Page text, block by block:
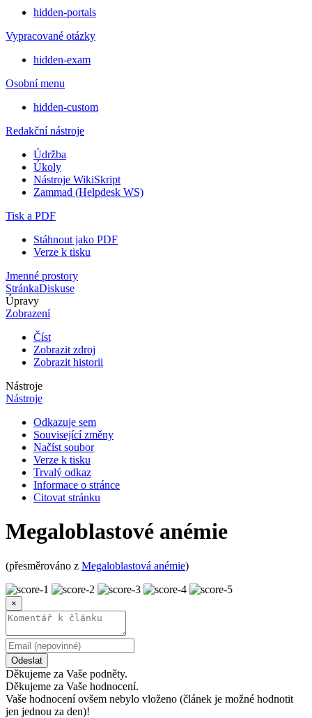
hidden-portals
Vypracované otázky
hidden-exam
Osobní menu
hidden-custom
Redakční nástroje
Údržba
Úkoly
Nástroje WikiSkript
Zammad (Helpdesk WS)
Tisk a PDF
Stáhnout jako PDF
Verze k tisku
Jmenné prostory
StránkaDiskuse
Úpravy
Zobrazení
Číst
Zobrazit zdroj
Zobrazit historii
Nástroje
Nástroje
Odkazuje sem
Související změny
Načíst soubor
Verze k tisku
Trvalý odkaz
Informace o stránce
Citovat stránku
Megaloblastové anémie
(přesměrováno z Megaloblastová anémie)
×
Odeslat
Děkujeme za Vaše podněty.
Děkujeme za Vaše hodnocení.
Vaše hodnocení ovšem nebylo vloženo (článek je možné hodnotit
jen jednou za den)!